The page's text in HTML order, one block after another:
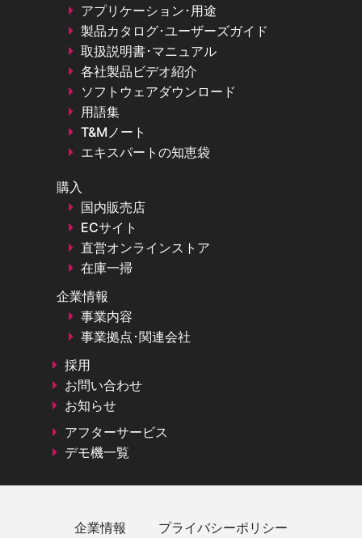
アプリケーション･用途
製品カタログ･ユーザーズガイド
取扱説明書･マニュアル
各社製品ビデオ紹介
ソフトウェアダウンロード
用語集
T&Mノート
エキスパートの知恵袋
購入
国内販売店
ECサイト
直営オンラインストア
在庫一掃
企業情報
事業内容
事業拠点･関連会社
採用
お問い合わせ
お知らせ
アフターサービス
デモ機一覧
企業情報 プライバシーポリシー